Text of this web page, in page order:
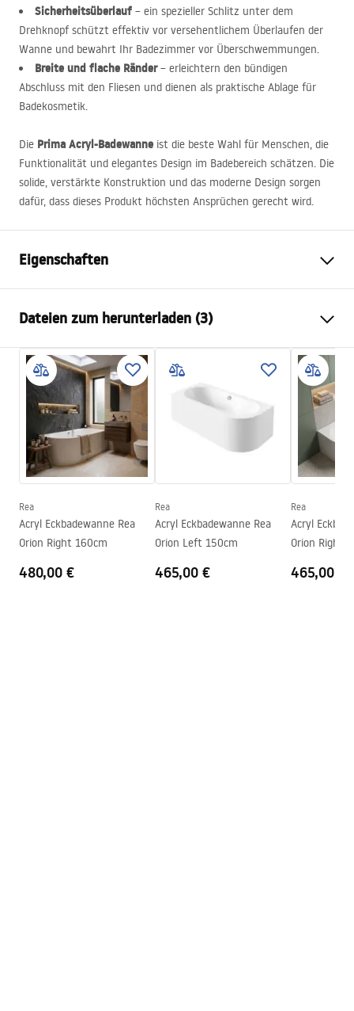
Sicherheitsüberlauf – ein spezieller Schlitz unter dem
Drehknopf schützt effektiv vor versehentlichem Überlaufen der
Wanne und bewahrt Ihr Badezimmer vor Überschwemmungen.
Breite und flache Ränder– erleichtern den bündigen
Abschluss mit den Fliesen und dienen als praktische Ablage für
Badekosmetik.
Die Prima Acryl-Badewanne ist die beste Wahl für Menschen, die
Funktionalität und elegantes Design im Badebereich schätzen. Die
solide, verstärkte Konstruktion und das moderne Design sorgen
dafür, dass dieses Produkt höchsten Ansprüchen gerecht wird.
Eigenschaften
Farbe
Weiß
Material
Acryl
Länge
1395
Breite
700mm
Höhe
Montageseite
Universell
Ablaufgarnitur inklusive
Garantie
Dateien zum herunterladen (3)
Sicherheitsinformationen
WARUNKI_BEZPIECZENSTWA_WANNY.pdf
Garantiebedingungen
Warranty_Terms_and_Conditions_Bathtubs.pdf
Rea
Acryl Eckbadewanne Rea
Orion Right 160cm
480,00 €
Rea
Acryl Eckbadewanne Rea
Orion Left 150cm
465,00 €
Rea
Acryl
Orion Right
465,00 €